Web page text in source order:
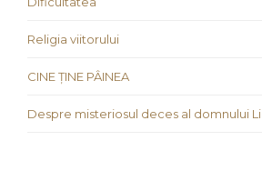
Religia viitorului
CINE ȚINE PÂINEA
Despre misteriosul deces al domnului